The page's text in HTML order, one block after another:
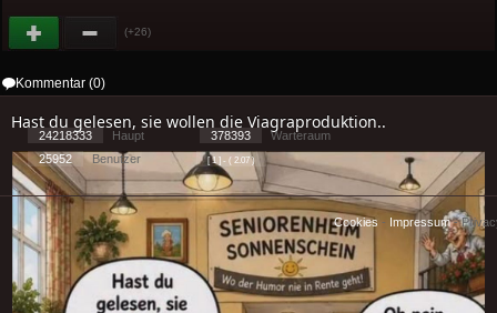
(+26)
Kommentar (0)
Hast du gelesen, sie wollen die Viagraproduktion..
24218333 Haupt 378393
Warteraum
25952
Benutzer [ 1 ] - ( 2.07 )
Cookies - Impressum-